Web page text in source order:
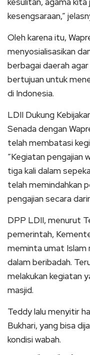
kesengsaraan,”
Oleh karena itu,
menyosialisasikan
berbagai daerah
bertujuan untuk
di Indonesia.
LDII Dukung
Senada dengan
telah membatasi
“Kegiatan pengajian
tiga kali dalam
telah memindahkan
pengajian secara
DPP LDII, menurut
pemerintah,
meminta umat Islam
dalam beribadah.
melakukan kegiatan
masjid.
Teddy lalu menyitir
Bukhari, yang bisa
kondisi wabah.